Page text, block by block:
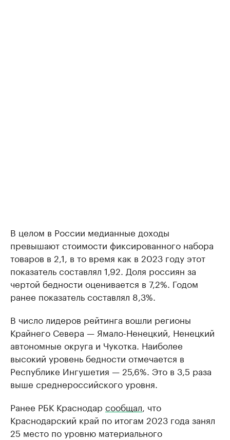
В целом в России медианные доходы
превышают стоимости фиксированного набора
товаров в 2,1, в то время как в 2023 году этот
показатель составлял 1,92. Доля россиян за
чертой бедности оценивается в 7,2%. Годом
ранее показатель составлял 8,3%.
В число лидеров рейтинга вошли регионы
Крайнего Севера — Ямало-Ненецкий, Ненецкий
автономные округа и Чукотка. Наиболее
высокий уровень бедности отмечается в
Республике Ингушетия — 25,6%. Это в 3,5 раза
выше среднероссийского уровня.
Ранее РБК Краснодар сообщал , что
Краснодарский край по итогам 2023 года занял
25 место по уровню материального